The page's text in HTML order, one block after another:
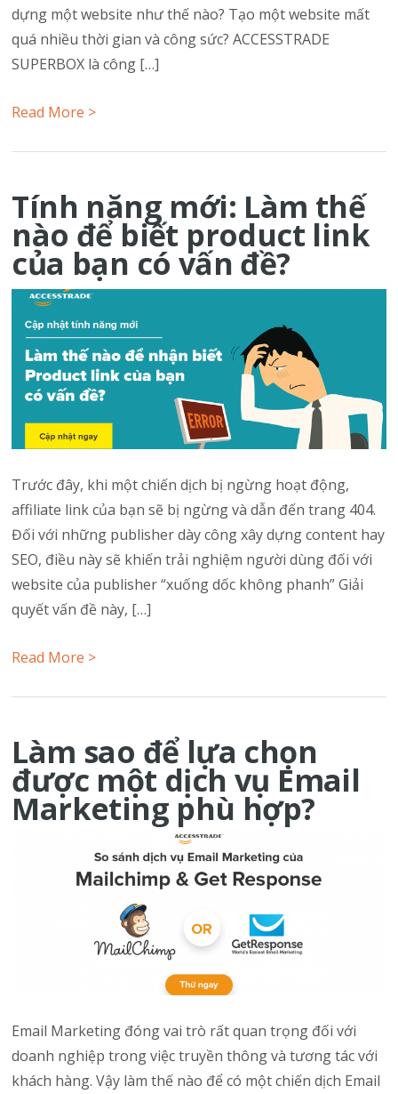
dựng một website như thế nào? Tạo một website mất
quá nhiều thời gian và công sức? ACCESSTRADE
SUPERBOX là công […]
Read More >
Tính năng mới: Làm thế
nào để biết product link
của bạn có vấn đề?
Trước đây, khi một chiến dịch bị ngừng hoạt động,
affiliate link của bạn sẽ bị ngừng và dẫn đến trang 404.
Đối với những publisher dày công xây dựng content hay
SEO, điều này sẽ khiến trải nghiệm người dùng đối với
website của publisher “xuống dốc không phanh” Giải
quyết vấn đề này, […]
Read More >
Làm sao để lựa chọn
được một dịch vụ Email
Marketing phù hợp?
Email Marketing đóng vai trò rất quan trọng đối với
doanh nghiệp trong việc truyền thông và tương tác với
khách hàng. Vậy làm thế nào để có một chiến dịch Email